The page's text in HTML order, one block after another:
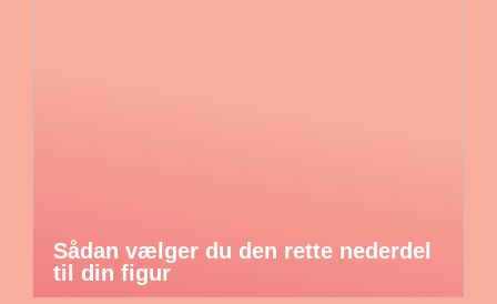
Sådan vælger du den rette nederdel
til din figur